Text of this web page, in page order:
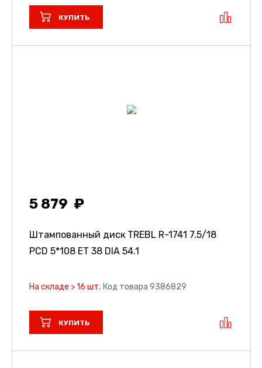
КУПИТЬ
5 879
Штампованный диск TREBL R-1741 7.5/18
PCD 5*108 ET 38 DIA 54.1
На складе > 16 шт. Код товара 9386829
КУПИТЬ